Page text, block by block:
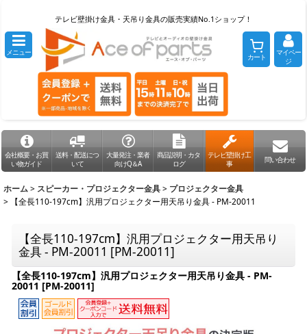
テレビ壁掛け金具・天吊り金具の販売実績No.1ショップ！
メニュー カート
マイペー
ジ
会社概要・お買
い物ガイド
送料・配送につ
いて
大量発注・業者
向けQ＆A
商品説明・カタ
ログ
テレビ壁掛け工
事
問い合わせ
ホーム > スピーカー・プロジェクター金具> プロジェクター金具
>
【全長110-197cm】汎用プロジェクター用天吊り金具 - PM-20011
【全長110-197cm】汎用プロジェクター用天吊り
金具 - PM-20011 [PM-20011]
【全長110-197cm】汎用プロジェクター用天吊り金具 - PM-
20011 [PM-20011]